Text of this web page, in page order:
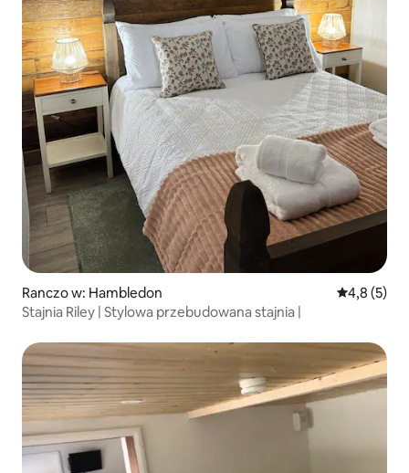
Ranczo w: Hambledon Średnia
4,8 (5)
Stajnia Riley | Stylowa przebudowana stajnia |